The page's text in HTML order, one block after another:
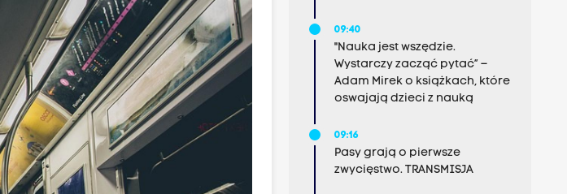
09:40
"Nauka jest wszędzie.
Wystarczy zacząć pytać” –
Adam Mirek o książkach, które
oswajają dzieci z nauką
09:16
Pasy grają o pierwsze
zwycięstwo. TRANSMISJA